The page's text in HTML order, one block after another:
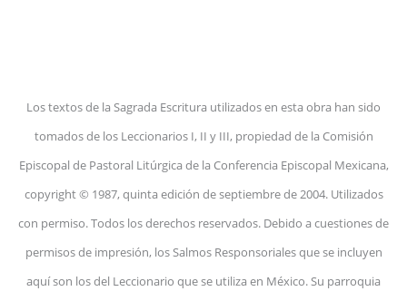
Los textos de la Sagrada Escritura utilizados en esta obra han sido
tomados de los Leccionarios I, II y III, propiedad de la Comisión
Episcopal de Pastoral Litúrgica de la Conferencia Episcopal Mexicana,
copyright © 1987, quinta edición de septiembre de 2004. Utilizados
con permiso. Todos los derechos reservados. Debido a cuestiones de
permisos de impresión, los Salmos Responsoriales que se incluyen
aquí son los del Leccionario que se utiliza en México. Su parroquia